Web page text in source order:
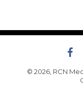
© 2026, RCN